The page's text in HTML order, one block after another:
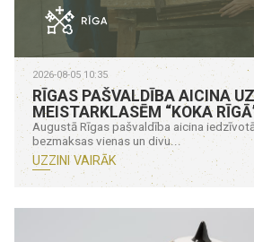
2026-08-05 10:35
RĪGAS PAŠVALDĪBA AICINA
MEISTARKLASĒM “KOKA
Augustā Rīgas pašvaldība aicina
bezmaksas vienas un divu...
UZZINI VAIRĀK